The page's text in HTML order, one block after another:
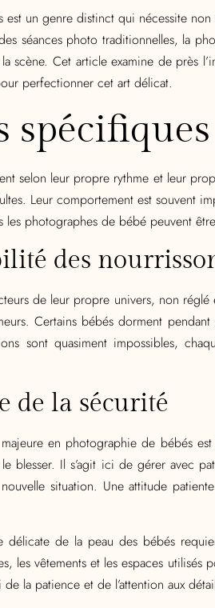
un genre distinct qui nécessite
séances photo traditionnelles, la
scène. Cet article examine de près
perfectionner cet art délicat.
selon leur propre rythme et leur
Leur comportement est souvent
les photographes de bébé peuvent
des
de leur propre univers, non
Certains bébés dorment
sont quasiment impossibles,
de la sécurité
en photographie de bébés
blesser. Il s’agit ici de gérer avec
situation. Une attitude
délicate de la peau des bébés
les vêtements et les espaces
la patience et de l’attention aux